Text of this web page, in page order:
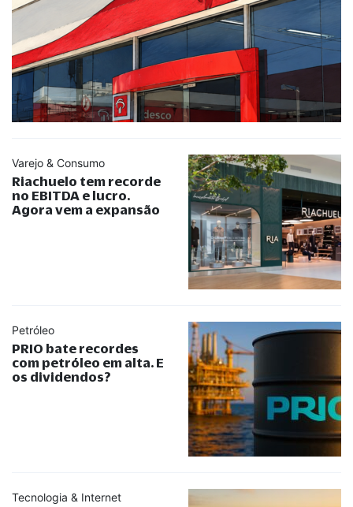
Varejo & Consumo
Riachuelo tem recorde
no EBITDA e lucro.
Agora vem a expansão
Petróleo
PRIO bate recordes
com petróleo em alta. E
os dividendos?
Tecnologia & Internet